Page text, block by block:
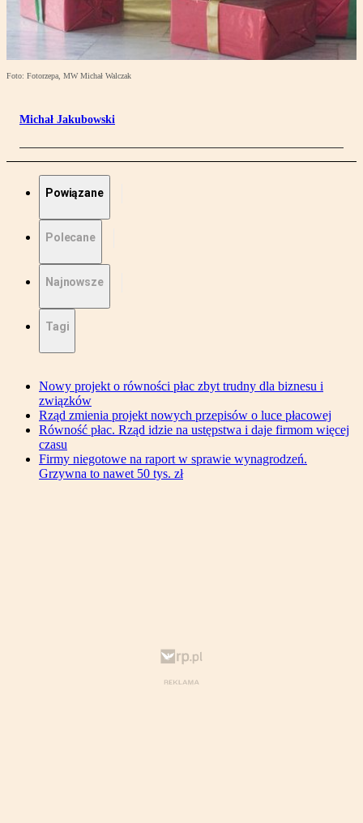
Foto: Fotorzepa, MW Michał Walczak
Michał Jakubowski
Powiązane
Polecane
Najnowsze
Tagi
Nowy projekt o równości płac zbyt trudny dla biznesu i
związków
Rząd zmienia projekt nowych przepisów o luce płacowej
Równość płac. Rząd idzie na ustępstwa i daje firmom więcej
czasu
Firmy niegotowe na raport w sprawie wynagrodzeń.
Grzywna to nawet 50 tys. zł